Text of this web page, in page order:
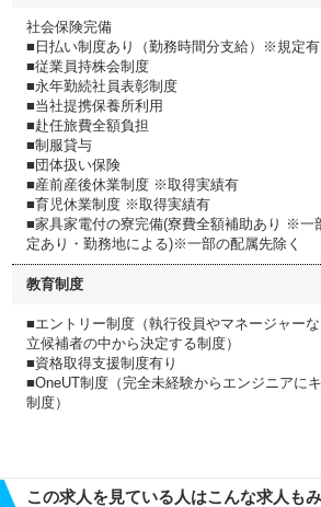
社会保険完備
■日払い制度あり（勤務時間分支給）※規定有
■従業員持株会制度
■永年勤続社員表彰制度
■当社提携保養所利用
■赴任旅費全額負担
■制服貸与
■団体扱い保険
■産前産後休業制度 ※取得実績有
■育児休業制度 ※取得実績有
■家具家電付の寮完備(寮費全額補助あり ※一
定あり・勤務地による)※一部の配属先除く
教育制度
■エントリー制度（執行役員やマネージャー
立候補者の中から決定する制度）
■資格取得支援制度有り
■OneUT制度（完全未経験からエンジニアに
制度）
この求人を見ている人はこんな求人も